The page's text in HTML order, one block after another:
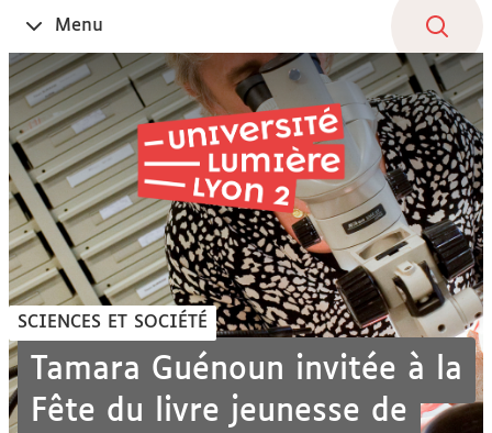
contenu
Ouvrir
le
Menu
SCIENCES ET SOCIÉTÉ
Tamara Guénoun invitée à la
Fête du livre jeunesse de